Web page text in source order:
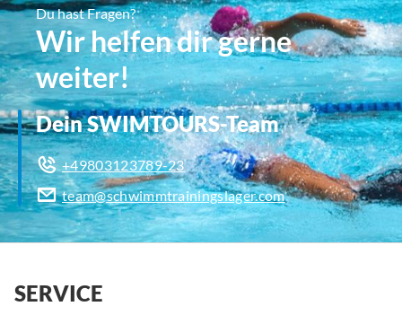
Du hast Fragen?
Wir helfen dir gerne
weiter!
Dein SWIMTOURS-Team
+49803123789-23
team@schwimmtrainingslager.com
SERVICE